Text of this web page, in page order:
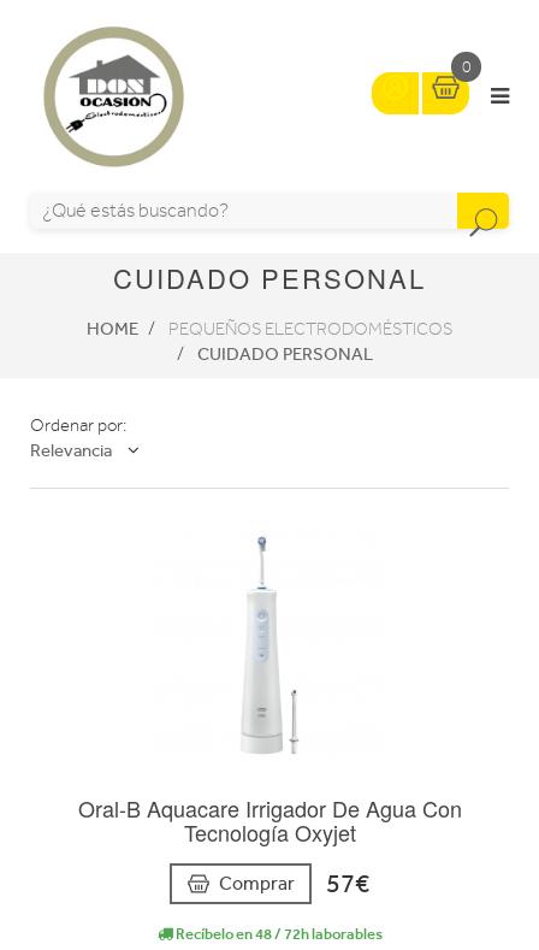
0
CUIDADO PERSONAL
HOME PEQUEÑOS ELECTRODOMÉSTICOS
CUIDADO PERSONAL
Ordenar por:
Relevancia
Oral-B Aquacare Irrigador De Agua Con
Tecnología Oxyjet
Comprar 57€
Recíbelo en 48 / 72h laborables